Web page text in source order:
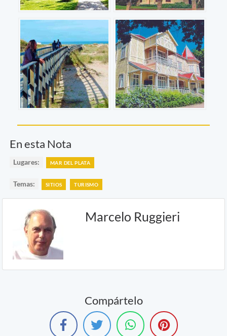
En esta Nota
Lugares: MAR DEL PLATA
Temas: SITIOS TURISMO
Marcelo Ruggieri
Compártelo